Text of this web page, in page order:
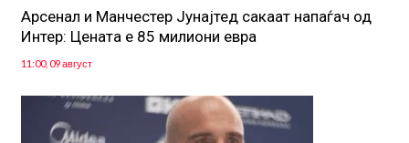
Арсенал и Манчестер Јунајтед сакаат напаѓач од
Интер: Цената е 85 милиони евра
11:00, 09 август